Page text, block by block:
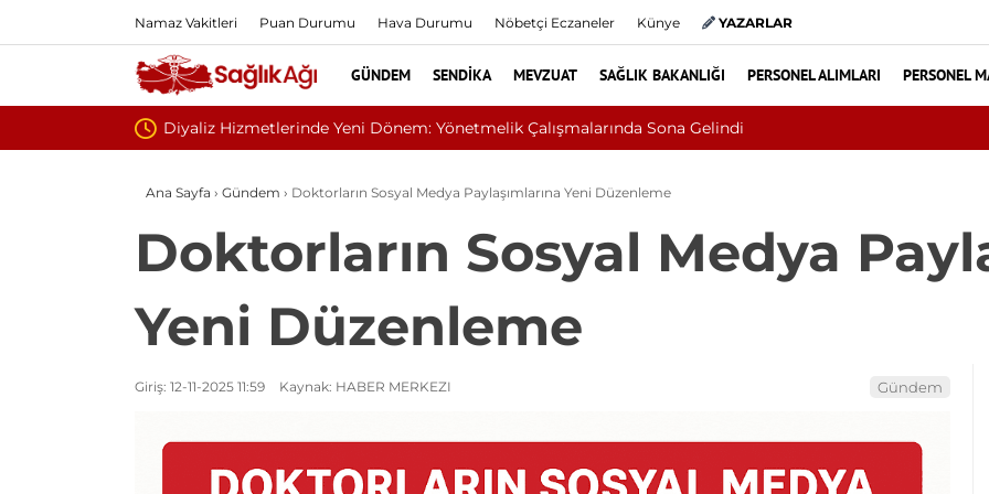
Namaz Vakitleri Puan Durumu Hava Durumu Nöbetçi Eczaneler Künye YAZARLAR
GÜNDEM SENDIKA MEVZUAT SAĞLIK BAKANLIĞI PERSONEL ALIMLARI PERSONEL
Sivilce Sandı, Cilt Kanseri Çıktı: Ameliyattan 60 Dikişle Uyandı
Ana Sayfa › Gündem › Doktorların Sosyal Medya Paylaşımlarına Yeni Düzenleme
Doktorların Sosyal Medya
Yeni Düzenleme
Giriş: 12-11-2025 11:59 Kaynak: HABER MERKEZI Gündem